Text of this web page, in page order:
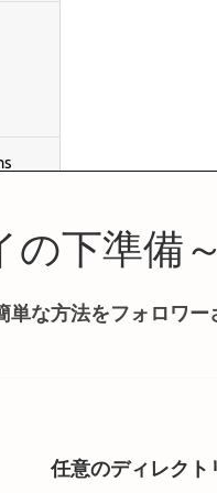
の下準備
な方法をフォロワー
任意のディレクト